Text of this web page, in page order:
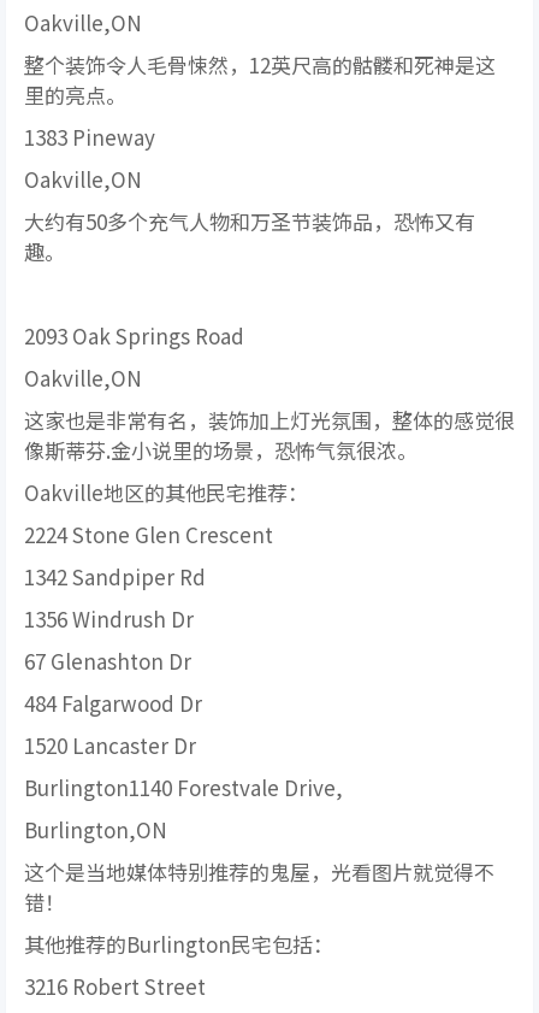
Oakville,ON
整个装饰令人毛骨悚然，12英尺高的骷髅和死神是这
里的亮点。
1383 Pineway
Oakville,ON
大约有50多个充气人物和万圣节装饰品，恐怖又有
趣。
2093 Oak Springs Road
Oakville,ON
这家也是非常有名，装饰加上灯光氛围，整体的感觉很
像斯蒂芬.金小说里的场景，恐怖气氛很浓。
Oakville地区的其他民宅推荐：
2224 Stone Glen Crescent
1342 Sandpiper Rd
1356 Windrush Dr
67 Glenashton Dr
484 Falgarwood Dr
1520 Lancaster Dr
Burlington1140 Forestvale Drive,
Burlington,ON
这个是当地媒体特别推荐的鬼屋，光看图片就觉得不
错！
其他推荐的Burlington民宅包括：
3216 Robert Street